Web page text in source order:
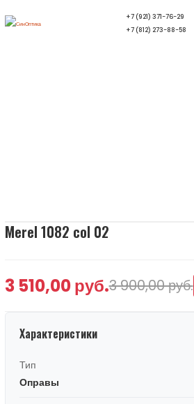
+7 (921) 371-76-29
+7 (812) 273-88-58
Merel 1082 col 02
3 510,00 руб.3 900,00 руб.
Характеристики
Тип
Оправы